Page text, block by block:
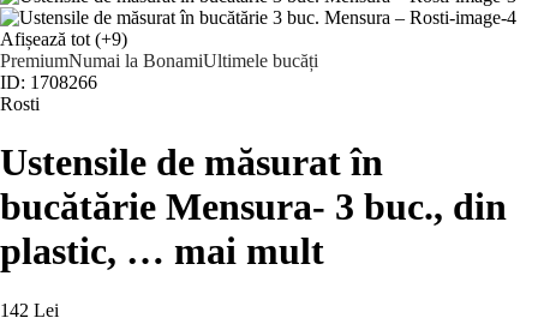
Afișează tot (+9)
PremiumNumai la BonamiUltimele bucăți
ID: 1708266
Rosti
Ustensile de măsurat în
bucătărie Mensura- 3 buc., din
plastic, … mai mult
142 Lei